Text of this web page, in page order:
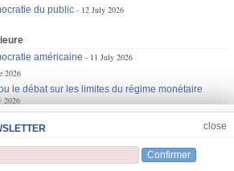
Confirmer
close
CLOSE
du public
12 July 2026
américaine
11 July 2026
2026
le débat sur les limites du régime monétaire
2026